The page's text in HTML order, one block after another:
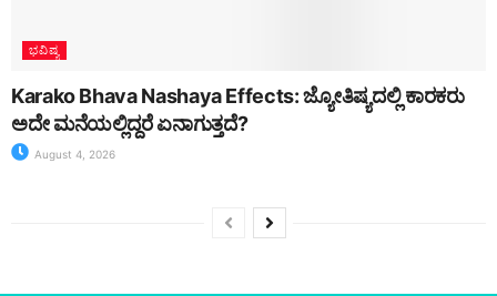
ಭವಿಷ್ಯ
Karako Bhava Nashaya Effects: ಜ್ಯೋತಿಷ್ಯದಲ್ಲಿ ಕಾರಕರು
ಅದೇ ಮನೆಯಲ್ಲಿದ್ದರೆ ಏನಾಗುತ್ತದೆ?
August 4, 2026